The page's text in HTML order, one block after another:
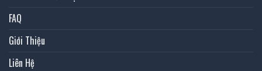
FAQ
Giới Thiệu
Liên Hệ